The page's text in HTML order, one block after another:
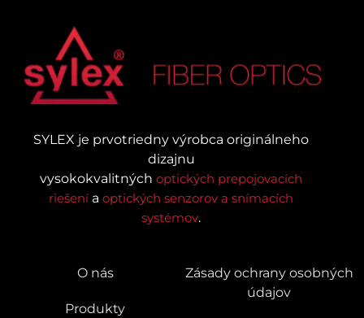
SYLEX je prvotriedny výrobca originálneho
dizajnu
vysokokvalitných optických prepojovacích
riešení a optických senzorov a snímacích
systémov.
O nás
Produkty
Zásady ochrany osobných
údajov